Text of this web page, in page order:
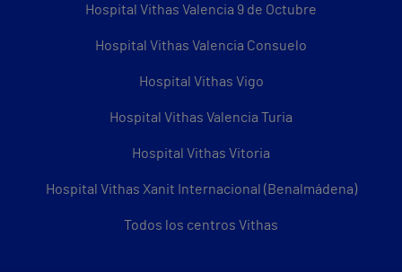
Hospital Vithas Valencia 9 de Octubre
Hospital Vithas Valencia Consuelo
Hospital Vithas Vigo
Hospital Vithas Valencia Turia
Hospital Vithas Vitoria
Hospital Vithas Xanit Internacional (Benalmádena)
Todos los centros Vithas